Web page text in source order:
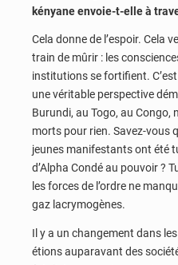
kényane envoie-t-elle à
Cela donne de l’espoir. Cela
train de mûrir : les
institutions se fortifient.
une véritable perspective
Burundi, au Togo, au Congo,
morts pour rien. Savez-vous
jeunes manifestants ont été
d’Alpha Condé au pouvoir ?
les forces de l’ordre ne
gaz lacrymogènes.
Il y a un changement dans
étions auparavant des